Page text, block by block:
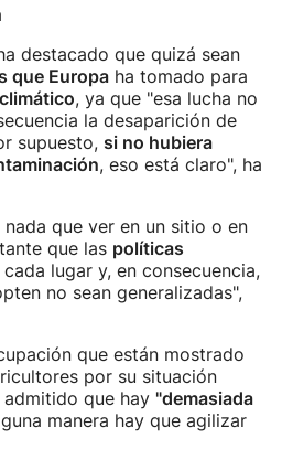
destacado que quizá sean
que Europa ha tomado para
, ya que "esa lucha no
la desaparición de
supuesto, si no hubiera
, eso está claro", ha
que ver en un sitio o en
que las políticas
cada lugar y, en consecuencia,
no sean generalizadas",
que están mostrado
por su situación
que hay "demasiada
manera hay que agilizar